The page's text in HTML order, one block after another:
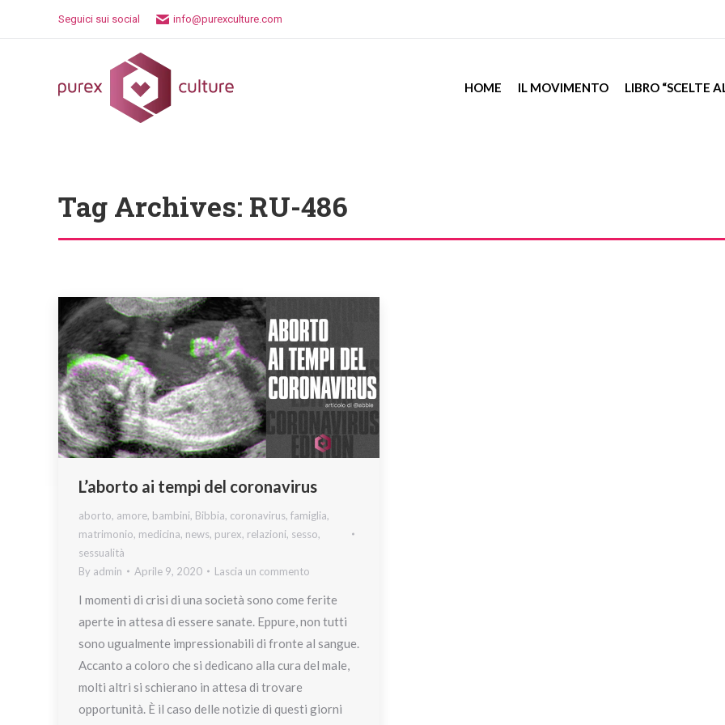
Seguici sui social info@purexculture.com
HOME IL MOVIMENTO LIBRO “SCELTE
Tag Archives: RU-486
L’aborto ai tempi del coronavirus
aborto, amore, bambini, Bibbia, coronavirus, famiglia,
matrimonio, medicina, news, purex, relazioni, sesso,
sessualità
By admin Aprile 9, 2020 Lascia un commento
I momenti di crisi di una società sono come ferite
aperte in attesa di essere sanate. Eppure, non tutti
sono ugualmente impressionabili di fronte al sangue.
Accanto a coloro che si dedicano alla cura del male,
molti altri si schierano in attesa di trovare
opportunità. È il caso delle notizie di questi giorni